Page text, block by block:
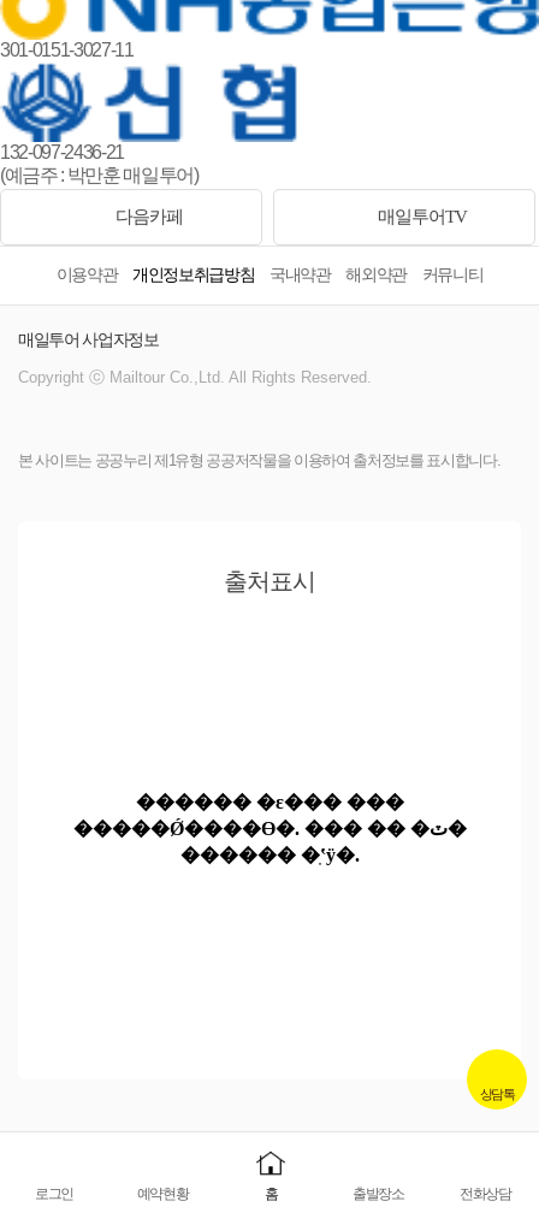
301-0151-3027-11
132-097-2436-21
(예금주 : 박만훈 매일투어)
다음카페 매일투어TV
이용약관 개인정보취급방침 국내약관 해외약관 커뮤니티
매일투어 사업자정보
Copyright ⓒ Mailtour Co.,Ltd. All Rights Reserved.
본 사이트는 공공누리 제1유형 공공저작물을 이용하여 출처정보를 표시합니다.
출처표시
상담톡
로그인 예약현황 홈 출발장소 전화상담